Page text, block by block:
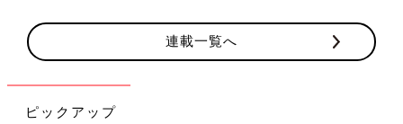
連載一覧へ
ピックアップ